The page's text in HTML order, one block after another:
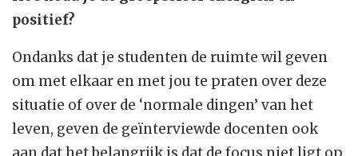
positief?
Ondanks dat je studenten de ruimte wil geven
om met elkaar en met jou te praten over deze
situatie of over de ‘normale dingen’ van het
leven, geven de geïnterviewde docenten ook